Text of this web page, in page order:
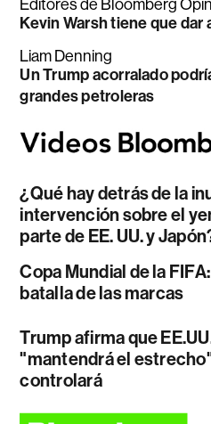
Editores de Bloomberg
Kevin Warsh tiene que
Liam Denning
Un Trump acorralado
grandes petroleras
¿Qué hay detrás de la
intervención sobre el
parte de EE. UU. y
Copa Mundial de la
batalla de las marcas
Trump afirma que
"mantendrá el
controlará